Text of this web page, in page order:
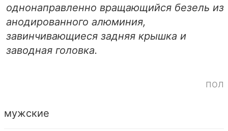
однонаправленно вращающийся безель из
анодированного алюминия,
завинчивающиеся задняя крышка и
заводная головка.
пол
мужские